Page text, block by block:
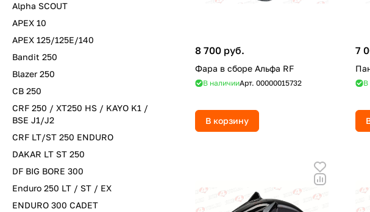
8 700 руб.
Фара в сборе Альфа RF
В наличииАрт. 00000015732
В корзину
7
В
Alpha SCOUT
APEX 10
APEX 125/125E/140
Bandit 250
Blazer 250
CB 250
CRF 250 / XT250 HS / KAYO K1 /
BSE J1/J2
CRF LT/ST 250 ENDURO
DAKAR LT ST 250
DF BIG BORE 300
Enduro 250 LT / ST / EX
ENDURO 300 CADET